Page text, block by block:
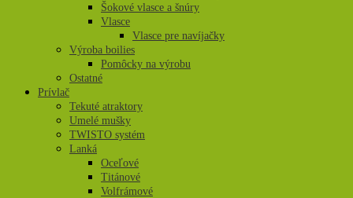
Šokové vlasce a šnúry
Vlasce
Vlasce pre navíjačky
Výroba boilies
Pomôcky na výrobu
Ostatné
Prívlač
Tekuté atraktory
Umelé mušky
TWISTO systém
Lanká
Oceľové
Titánové
Volfrámové